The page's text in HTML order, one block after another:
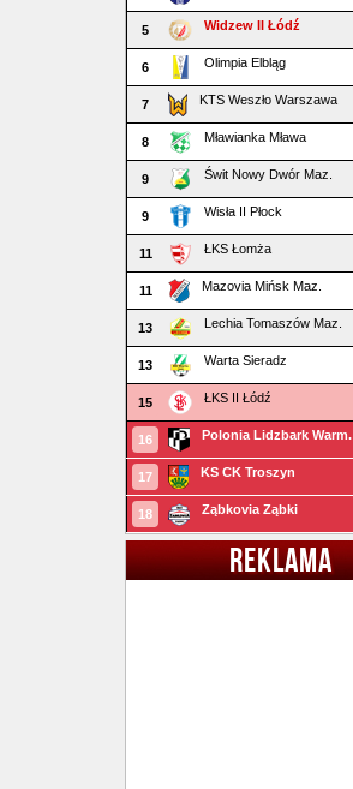
5 Widzew II Łódź
6 Olimpia Elbląg
7 KTS Weszło Warszawa
8 Mławianka Mława
9 Świt Nowy Dwór Maz.
9 Wisła II Płock
11 ŁKS Łomża
11 Mazovia Mińsk Maz.
13 Lechia Tomaszów Maz.
13 Warta Sieradz
15 ŁKS II Łódź
16 Polonia Lidzbark Warm.
17 KS CK Troszyn
18 Ząbkovia Ząbki
REKLAMA